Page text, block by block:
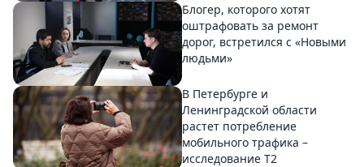
Блогер, которого хотят
оштрафовать за ремонт
дорог, встретился с «Новыми
людьми»
В Петербурге и
Ленинградской области
растет потребление
мобильного трафика –
исследование T2